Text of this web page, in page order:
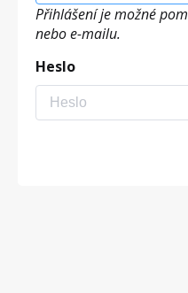
Přihlášení je možné
nebo e-mailu.
Heslo